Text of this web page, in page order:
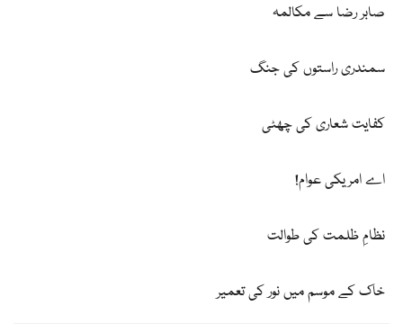
صابر رضا سے مکالمہ
سمندری راستوں کی جنگ
کفایت شعاری کی چھٹی
اے امریکی عوام!
نظامِ ظلمت کی طوالت
خاک کے موسم میں نور کی تعمیر